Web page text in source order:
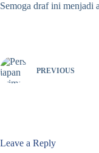
Semoga draf ini menjadi
PREVIOUS
Leave a Reply